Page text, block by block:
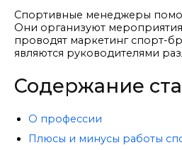
Спортивные менеджеры
Они организуют
проводят маркетинг спорт-
являются руководителями
Содержание
О профессии
Плюсы и минусы работы